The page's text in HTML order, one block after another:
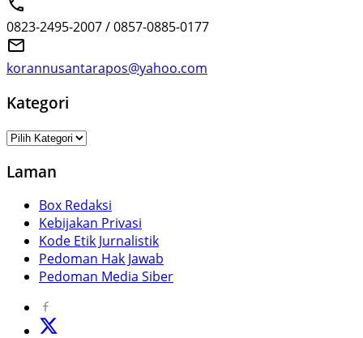
0823-2495-2007 / 0857-0885-0177
korannusantarapos@yahoo.com
Kategori
Kategori
Laman
Box Redaksi
Kebijakan Privasi
Kode Etik Jurnalistik
Pedoman Hak Jawab
Pedoman Media Siber